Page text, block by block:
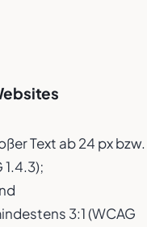
Text ab 24 px bzw.
1.4.3);
3:1 (WCAG